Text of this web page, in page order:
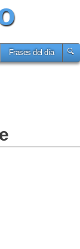
Frases del día